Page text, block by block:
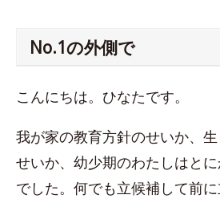
No.1の外側で
こんにちは。ひなたです。
我が家の教育方針のせいか、
せいか、幼少期のわたしはと
でした。何でも立候補して前